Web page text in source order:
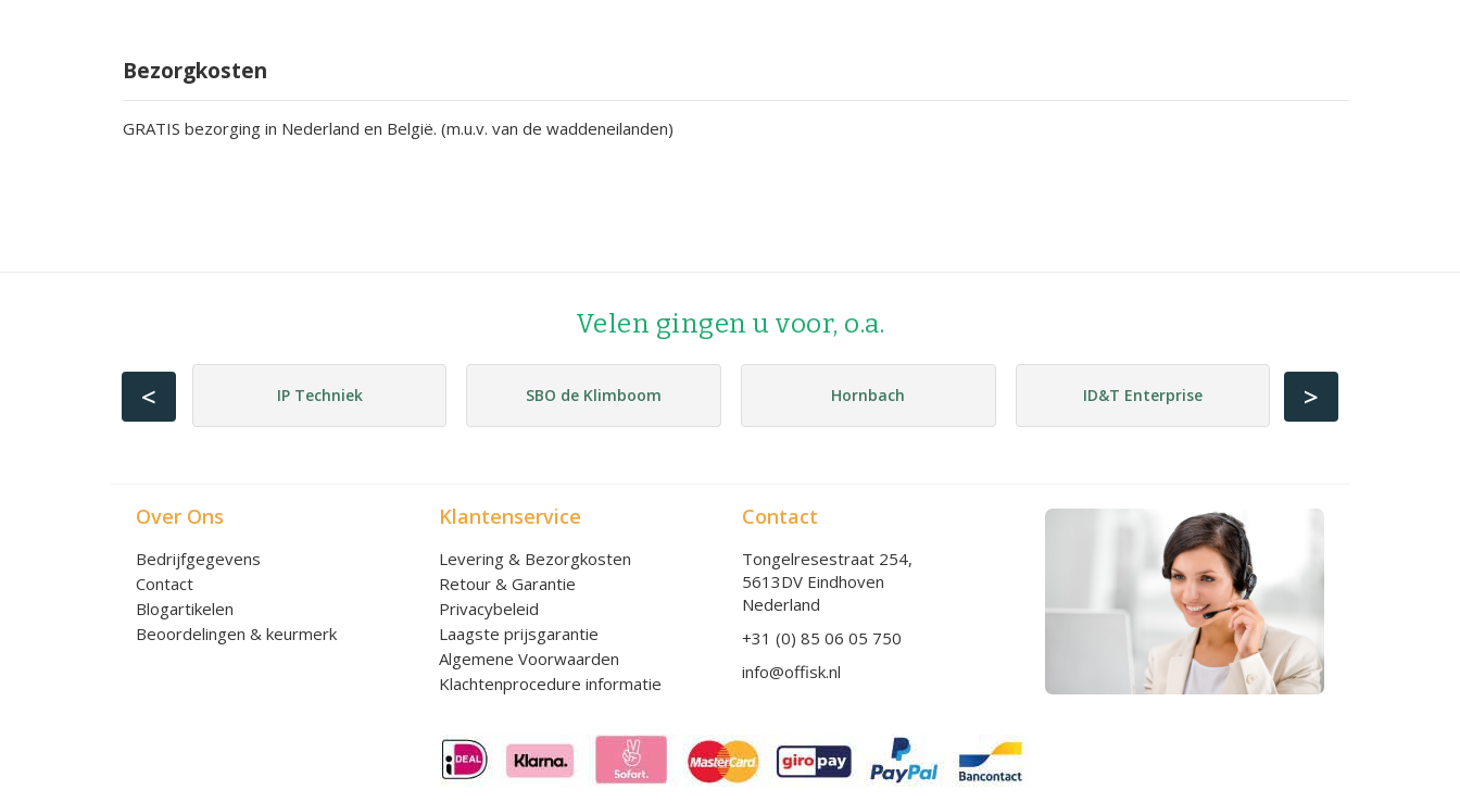
Bezorgkosten
GRATIS bezorging in Nederland en België. (m.u.v. van de waddeneilanden)
Velen gingen u voor, o.a.
< IP Techniek SBO de Klimboom Hornbach ID&T Enterprise >
Over Ons
Bedrijfgegevens
Contact
Blogartikelen
Beoordelingen & keurmerk
Klantenservice
Levering & Bezorgkosten
Retour & Garantie
Privacybeleid
Laagste prijsgarantie
Algemene Voorwaarden
Klachtenprocedure informatie
Contact
Tongelresestraat 254,
5613DV Eindhoven
Nederland
+31 (0) 85 06 05 750
info@offisk.nl